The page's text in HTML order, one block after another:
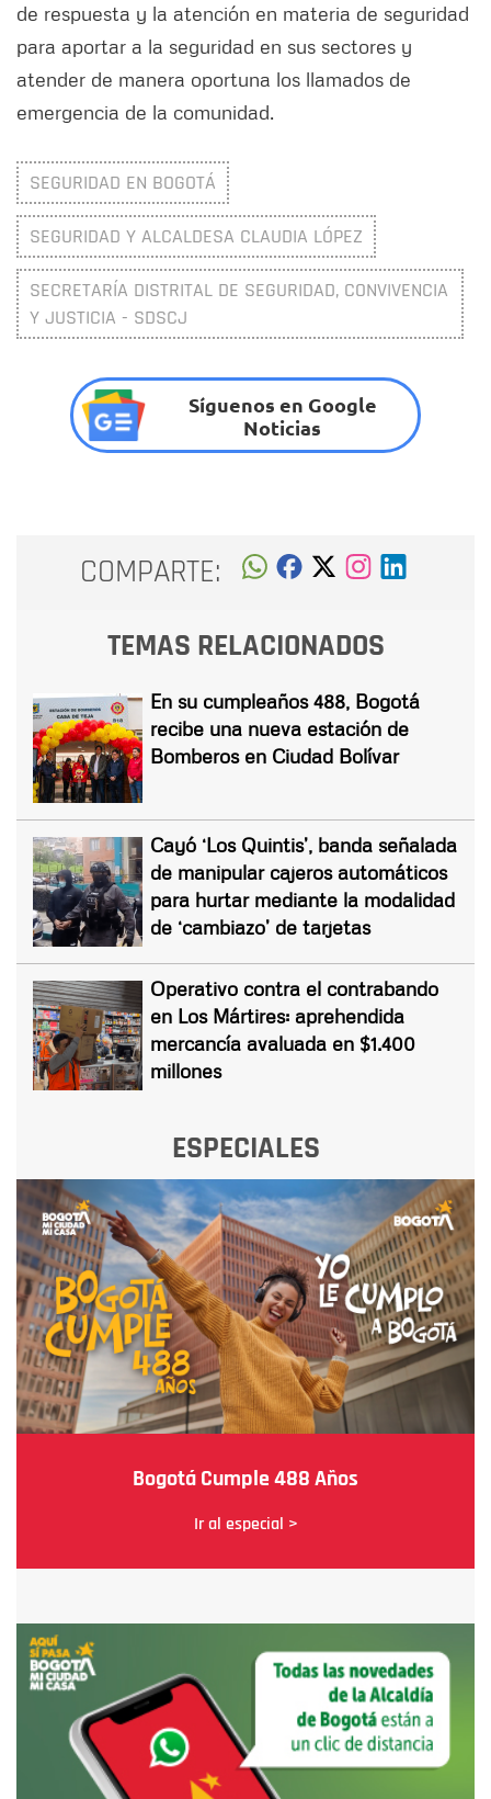
de respuesta y la atención en materia de seguridad
para aportar a la seguridad en sus sectores y
atender de manera oportuna los llamados de
emergencia de la comunidad.
SEGURIDAD EN BOGOTÁ
SEGURIDAD Y ALCALDESA CLAUDIA LÓPEZ
SECRETARÍA DISTRITAL DE SEGURIDAD, CONVIVENCIA
Y JUSTICIA - SDSCJ
Síguenos en Google
Noticias
COMPARTE:
TEMAS RELACIONADOS
En su cumpleaños 488, Bogotá
recibe una nueva estación de
Bomberos en Ciudad Bolívar
Cayó ‘Los Quintis’, banda señalada
de manipular cajeros automáticos
para hurtar mediante la modalidad
de ‘cambiazo’ de tarjetas
Operativo contra el contrabando
en Los Mártires: aprehendida
mercancía avaluada en $1.400
millones
ESPECIALES
Bogotá Cumple 488 Años
Ir al especial >